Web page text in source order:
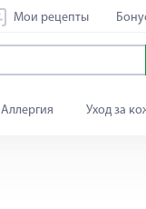
Мои рецепты
Аллергия Уход за